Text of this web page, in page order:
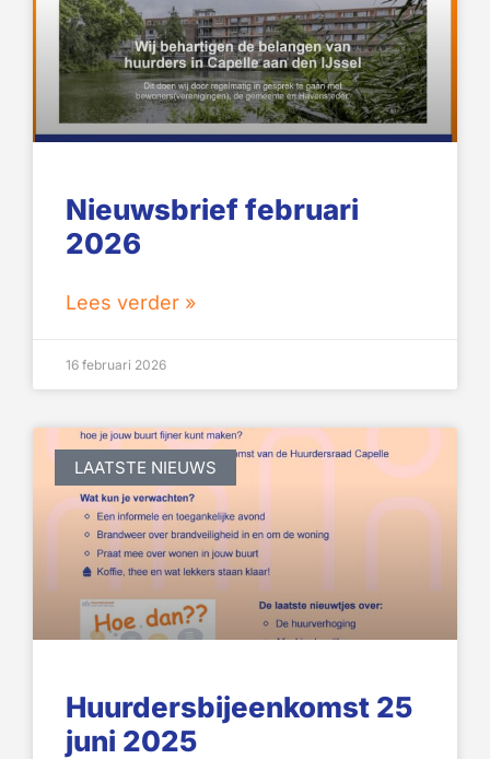
Nieuwsbrief februari
2026
Lees verder »
16 februari 2026
LAATSTE NIEUWS
Huurdersbijeenkomst 25
juni 2025